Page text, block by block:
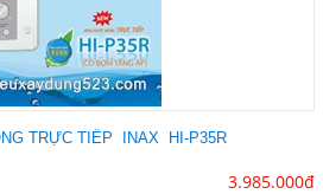
TRỰC TIẾP INAX HI-P35R
3.985.000đ